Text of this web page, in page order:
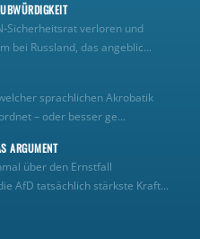
verloren und
bei Russland, das angeblic...
sprachlichen Akrobatik
– oder besser ge...
ARGUMENT
über den Ernstfall
AfD tatsächlich stärkste Kraft...